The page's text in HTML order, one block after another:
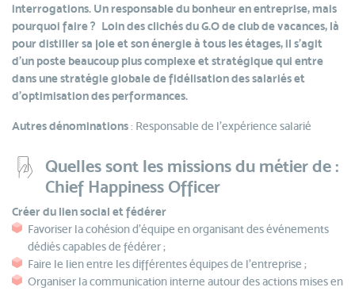
interrogations. Un responsable du bonheur en entreprise, mais
pourquoi faire ? Loin des clichés du G.O de club de vacances, là
pour distiller sa joie et son énergie à tous les étages, il s’agit
d’un poste beaucoup plus complexe et stratégique qui entre
dans une stratégie globale de fidélisation des salariés et
d'optimisation des performances.
Autres dénominations: Responsable de l'expérience salarié
Quelles sont les missions du métier de :
Chief Happiness Officer
Créer du lien social et fédérer
Favoriser la cohésion d’équipe en organisant des événements
dédiés capables de fédérer ;
Faire le lien entre les différentes équipes de l’entreprise ;
Organiser la communication interne autour des actions mises en